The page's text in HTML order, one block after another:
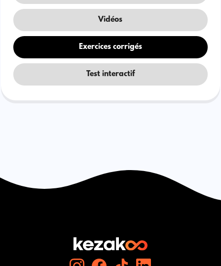
Vidéos
Exercices corrigés
Test interactif